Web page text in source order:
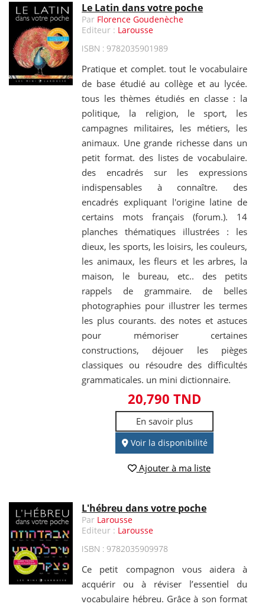
Le Latin dans votre poche
Par Florence Goudenèche
Editeur : Larousse
ISBN : 9782035901989
Pratique et complet. tout le vocabulaire
de base étudié au collège et au lycée.
tous les thèmes étudiés en classe : la
politique, la religion, le sport, les
campagnes militaires, les métiers, les
animaux. Une grande richesse dans un
petit format. des listes de vocabulaire.
des encadrés sur les expressions
indispensables à connaître. des
encadrés expliquant l'origine latine de
certains mots français (forum.). 14
planches thématiques illustrées : les
dieux, les sports, les loisirs, les couleurs,
les animaux, les fleurs et les arbres, la
maison, le bureau, etc.. des petits
rappels de grammaire. de belles
photographies pour illustrer les termes
les plus courants. des notes et astuces
pour mémoriser certaines
constructions, déjouer les pièges
classiques ou résoudre des difficultés
grammaticales. un mini dictionnaire.
20,790 TND
En savoir plus
Voir la disponibilité
Ajouter à ma liste
L'hébreu dans votre poche
Par Larousse
Editeur : Larousse
ISBN : 9782035909978
Ce petit compagnon vous aidera à
acquérir ou à réviser l’essentiel du
vocabulaire hébreu. Grâce à son format